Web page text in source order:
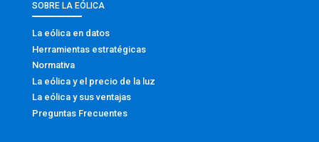
SOBRE LA EÓLICA
La eólica en datos
Herramientas estratégicas
Normativa
La eólica y el precio de la luz
La eólica y sus ventajas
Preguntas Frecuentes